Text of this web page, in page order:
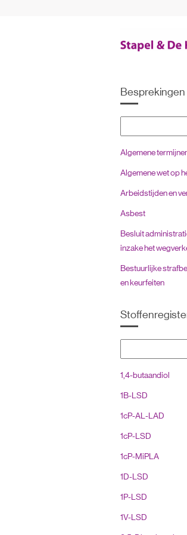
Besprekingen
Algemene
Algemene wet op
Arbeidstijden en
Asbest
Besluit
inzake het
Bestuurlijke
en keurfeiten
overeenkomsten
Burgerlijk recht:
Burgerlijk recht:
Civiele procedure
Compositietekening
Geneesmiddelenwet
Kentekenreglement
Luchtvaart
Meststoffenwet
Nederlands recht,
Opiumwet
1,4-butaandiol
1B-LSD
1cP-AL-LAD
1cP-LSD
1cP-MiPLA
1D-LSD
1P-LSD
1V-LSD